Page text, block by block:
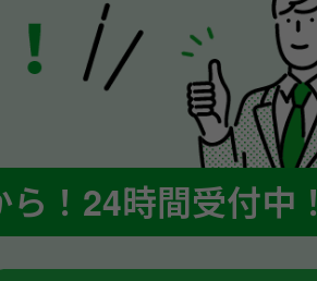
！ 24時間受付中！